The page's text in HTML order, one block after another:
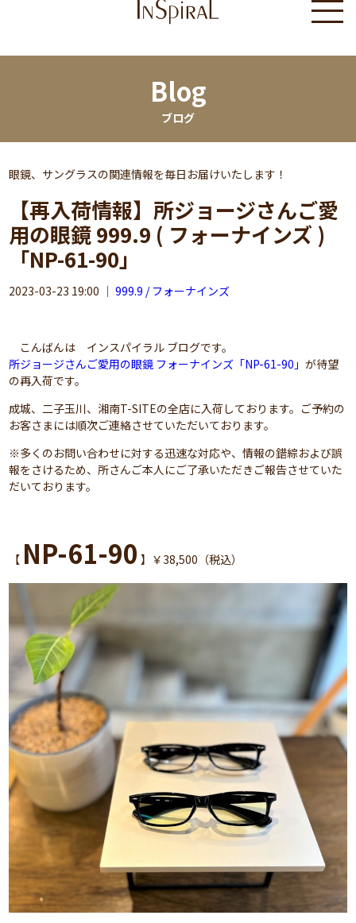
Blog
ブログ
眼鏡、サングラスの関連情報を毎日お届けいたします！
【再入荷情報】所ジョージさんご愛
用の眼鏡 999.9 ( フォーナインズ )
「NP-61-90」
2023-03-23 19:00 ｜999.9 / フォーナインズ
こんばんは インスパイラル ブログです。
所ジョージさんご愛用の眼鏡 フォーナインズ「NP-61-90」が待望
の再入荷です。
成城、二子玉川、湘南T-SITEの全店に入荷しております。ご予約の
お客さまには順次ご連絡させていただいております。
※多くのお問い合わせに対する迅速な対応や、情報の錯綜および誤
報をさけるため、所さんご本人にご了承いただきご報告させていた
だいております。
【 NP-61-90 】￥38,500（税込）